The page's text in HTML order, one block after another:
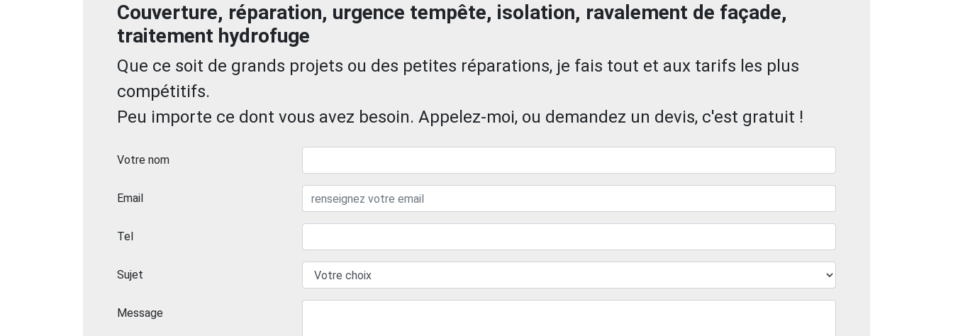
Couverture, réparation, urgence tempête, isolation, ravalement de façade,
traitement hydrofuge
Que ce soit de grands projets ou des petites réparations, je fais tout et aux tarifs les plus
compétitifs.
Peu importe ce dont vous avez besoin. Appelez-moi, ou demandez un devis, c'est gratuit !
Votre nom
Email
Tel
Sujet
Message